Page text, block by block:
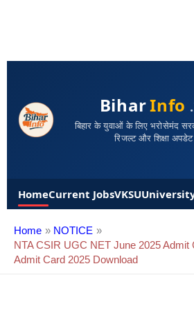
BiharInfo
बिहार के युवाओं के लिए भरोसेमंद
रिजल्ट और शिक्षा अपडेट
HomeCurrent JobsVKSU
Home
NOTICE
NTA CSIR UGC NET June 2025 Admit
Admit Card 2025 Download